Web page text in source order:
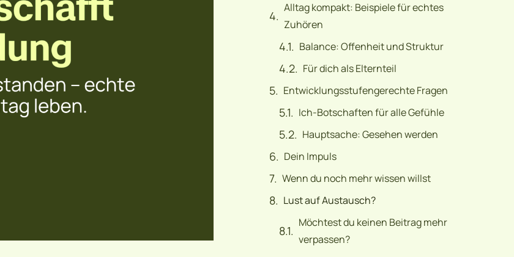
Alltag kompakt: Beispiele für echtes
Zuhören
Balance: Offenheit und Struktur
Für dich als Elternteil
Entwicklungsstufengerechte Fragen
Ich-Botschaften für alle Gefühle
Hauptsache: Gesehen werden
Dein Impuls
Wenn du noch mehr wissen willst
Lust auf Austausch?
Möchtest du keinen Beitrag mehr
verpassen?